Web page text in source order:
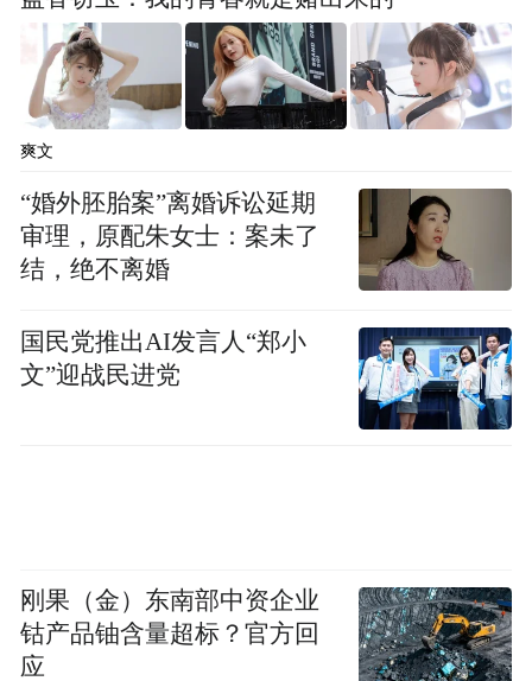
爽文
“婚外胚胎案”离婚诉讼延期
审理，原配朱女士：案未了
结，绝不离婚
国民党推出AI发言人“郑小
文”迎战民进党
刚果（金）东南部中资企业
钴产品铀含量超标？官方回
应